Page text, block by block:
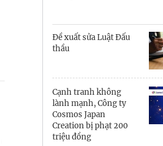
Cần Thơ
Đắk Lắk
Đồng Nai
Đề xuất sửa Luật Đấu
thầu
Cạnh tranh không
lành mạnh, Công ty
Cosmos Japan
Creation bị phạt 200
triệu đồng